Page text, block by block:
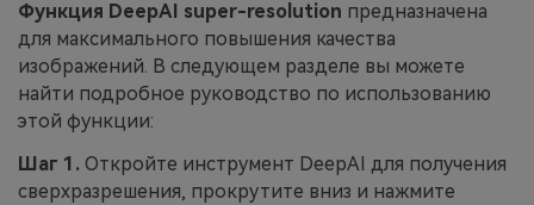
Функция DeepAI super-resolution предназначена
для максимального повышения качества
изображений. В следующем разделе вы можете
найти подробное руководство по использованию
этой функции:
Шаг 1. Откройте инструмент DeepAI для получения
сверхразрешения, прокрутите вниз и нажмите